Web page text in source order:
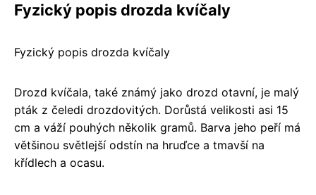
Fyzický popis drozda kvíčaly
Fyzický popis drozda kvíčaly
Drozd kvíčala, také známý jako drozd otavní, je malý
pták z čeledi drozdovitých. Dorůstá velikosti asi 15
cm a váží pouhých několik gramů. Barva jeho peří má
většinou světlejší odstín na hruďce a tmavší na
křídlech a ocasu.